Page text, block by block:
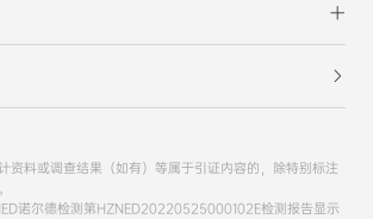
资料或调查结果（如有）等属于引证内容的，除特别标注
诺尔德检测第HZNED20220525000102E检测报告显示